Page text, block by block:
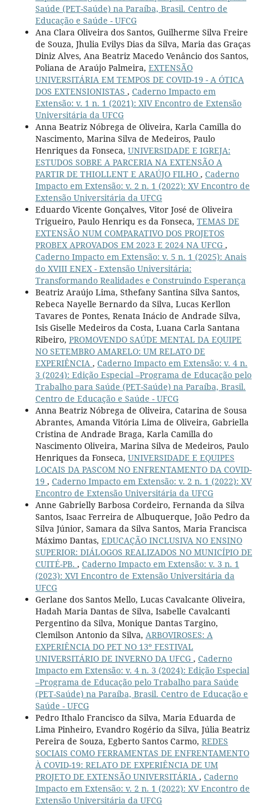
Saúde (PET-Saúde) na Paraíba, Brasil. Centro de
Educação e Saúde - UFCG
Ana Clara Oliveira dos Santos, Guilherme Silva Freire
de Souza, Jhulia Evilys Dias da Silva, Maria das Graças
Diniz Alves, Ana Beatriz Macedo Venâncio dos Santos,
Poliana de Araújo Palmeira, EXTENSÃO
UNIVERSITÁRIA EM TEMPOS DE COVID-19 - A ÓTICA
DOS EXTENSIONISTAS , Caderno Impacto em
Extensão: v. 1 n. 1 (2021): XIV Encontro de Extensão
Universitária da UFCG
Anna Beatriz Nóbrega de Oliveira, Karla Camilla do
Nascimento, Marina Silva de Medeiros, Paulo
Henriques da Fonseca, UNIVERSIDADE E IGREJA:
ESTUDOS SOBRE A PARCERIA NA EXTENSÃO A
PARTIR DE THIOLLENT E ARAÚJO FILHO , Caderno
Impacto em Extensão: v. 2 n. 1 (2022): XV Encontro de
Extensão Universitária da UFCG
Eduardo Vicente Gonçalves, Vitor José de Oliveira
Trigueiro, Paulo Henriqu es da Fonseca, TEMAS DE
EXTENSÃO NUM COMPARATIVO DOS PROJETOS
PROBEX APROVADOS EM 2023 E 2024 NA UFCG ,
Caderno Impacto em Extensão: v. 5 n. 1 (2025): Anais
do XVIII ENEX - Extensão Universitária:
Transformando Realidades e Construindo Esperança
Beatriz Araújo Lima, Sthefany Santina Silva Santos,
Rebeca Nayelle Bernardo da Silva, Lucas Kerllon
Tavares de Pontes, Renata Inácio de Andrade Silva,
Isis Giselle Medeiros da Costa, Luana Carla Santana
Ribeiro, PROMOVENDO SAÚDE MENTAL DA EQUIPE
NO SETEMBRO AMARELO: UM RELATO DE
EXPERIÊNCIA , Caderno Impacto em Extensão: v. 4 n.
3 (2024): Edição Especial –Programa de Educação pelo
Trabalho para Saúde (PET-Saúde) na Paraíba, Brasil.
Centro de Educação e Saúde - UFCG
Anna Beatriz Nóbrega de Oliveira, Catarina de Sousa
Abrantes, Amanda Vitória Lima de Oliveira, Gabriella
Cristina de Andrade Braga, Karla Camilla do
Nascimento Oliveira, Marina Silva de Medeiros, Paulo
Henriques da Fonseca, UNIVERSIDADE E EQUIPES
LOCAIS DA PASCOM NO ENFRENTAMENTO DA COVID-
19 , Caderno Impacto em Extensão: v. 2 n. 1 (2022): XV
Encontro de Extensão Universitária da UFCG
Anne Gabrielly Barbosa Cordeiro, Fernanda da Silva
Santos, Isaac Ferreira de Albuquerque, João Pedro da
Silva Júnior, Samara da Silva Santos, Maria Francisca
Máximo Dantas, EDUCAÇÃO INCLUSIVA NO ENSINO
SUPERIOR: DIÁLOGOS REALIZADOS NO MUNICÍPIO DE
CUITÉ-PB. , Caderno Impacto em Extensão: v. 3 n. 1
(2023): XVI Encontro de Extensão Universitária da
UFCG
Gerlane dos Santos Mello, Lucas Cavalcante Oliveira,
Hadah Maria Dantas de Silva, Isabelle Cavalcanti
Pergentino da Silva, Monique Dantas Targino,
Clemilson Antonio da Silva, ARBOVIROSES: A
EXPERIÊNCIA DO PET NO 13º FESTIVAL
UNIVERSITÁRIO DE INVERNO DA UFCG , Caderno
Impacto em Extensão: v. 4 n. 3 (2024): Edição Especial
–Programa de Educação pelo Trabalho para Saúde
(PET-Saúde) na Paraíba, Brasil. Centro de Educação e
Saúde - UFCG
Pedro Ithalo Francisco da Silva, Maria Eduarda de
Lima Pinheiro, Evandro Rogério da Silva, Júlia Beatriz
Pereira de Souza, Egberto Santos Carmo, REDES
SOCIAIS COMO FERRAMENTAS DE ENFRENTAMENTO
À COVID-19: RELATO DE EXPERIÊNCIA DE UM
PROJETO DE EXTENSÃO UNIVERSITÁRIA , Caderno
Impacto em Extensão: v. 2 n. 1 (2022): XV Encontro de
Extensão Universitária da UFCG